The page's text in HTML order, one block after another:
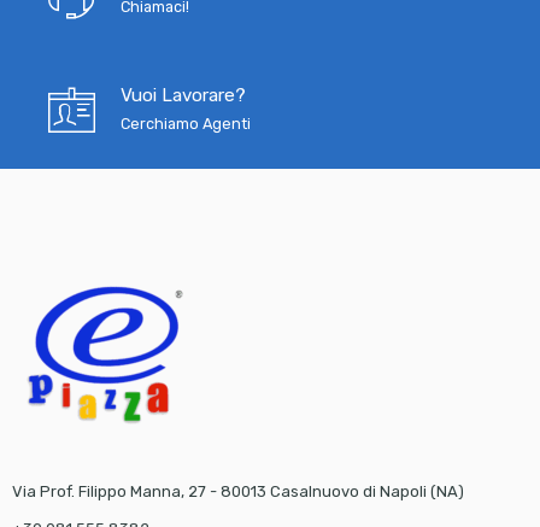
Chiamaci!
Vuoi Lavorare?
Cerchiamo Agenti
Via Prof. Filippo Manna, 27 - 80013 Casalnuovo di Napoli (NA)